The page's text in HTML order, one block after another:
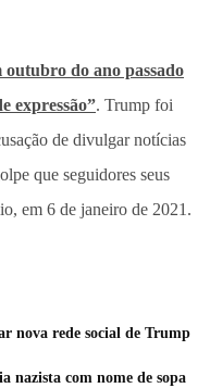
do ano passado
expressão”. Trump foi
de divulgar notícias
que seguidores seus
em 6 de janeiro de 2021.
nova rede social de Trump
nazista com nome de sopa